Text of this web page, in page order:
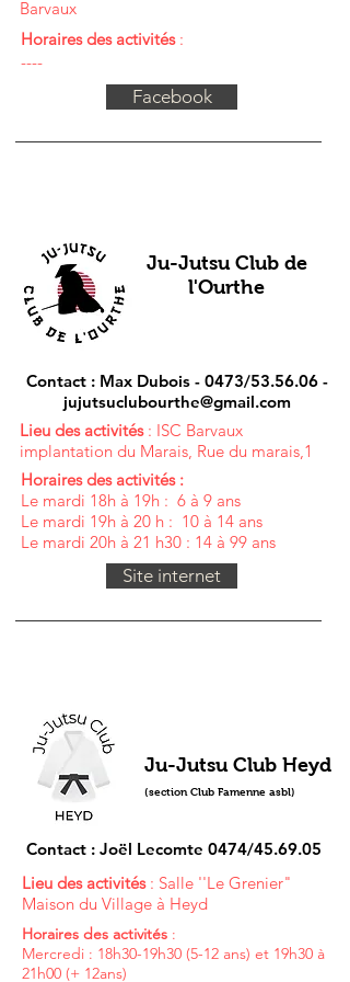
Barvaux
Horaires des activités :
----
Facebook
Ju-Jutsu Club de
l'Ourthe
Contact : Max Dubois - 0473/53.56.06 -
jujutsuclubourthe@gmail.com
Lieu des activités : ISC Barvaux
implantation du Marais, Rue du marais,1
Horaires des activités :
Le mardi 18h à 19h : 6 à 9 ans
Le mardi 19h à 20 h : 10 à 14 ans
Le mardi 20h à 21 h30 : 14 à 99 ans
Site internet
Ju-Jutsu Club Heyd
(section Club Famenne asbl)
Contact : Joël Lecomte 0474/45.69.05
Lieu des activités : Salle ''Le Grenier"
Maison du Village à Heyd
Horaires des activités :
Mercredi : 18h30-19h30 (5-12 ans) et 19h30 à
21h00 (+ 12ans)